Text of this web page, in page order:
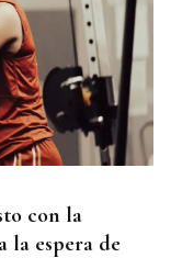
con la
la espera de